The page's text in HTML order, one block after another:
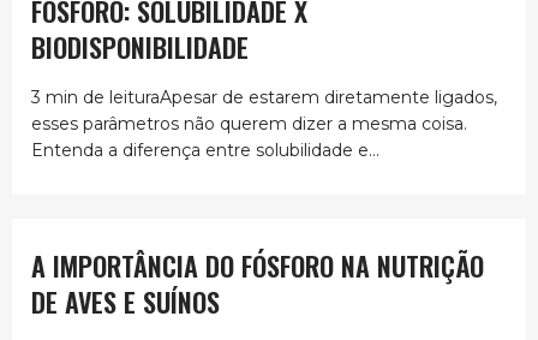
FÓSFORO: SOLUBILIDADE X
BIODISPONIBILIDADE
3 min de leituraApesar de estarem diretamente ligados,
esses parâmetros não querem dizer a mesma coisa.
Entenda a diferença entre solubilidade e...
A IMPORTÂNCIA DO FÓSFORO NA NUTRIÇÃO
DE AVES E SUÍNOS